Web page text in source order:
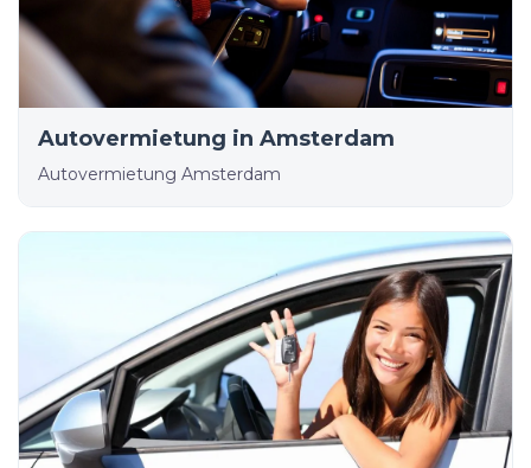
Autovermietung in Amsterdam
Autovermietung Amsterdam